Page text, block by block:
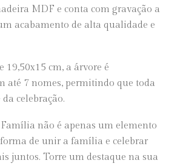
MDF e conta com gravação a
acabamento de alta qualidade e
19,50x15 cm, a árvore é
até 7 nomes, permitindo que toda
celebração.
não é apenas um elemento
de unir a família e celebrar
juntos. Torre um destaque na sua